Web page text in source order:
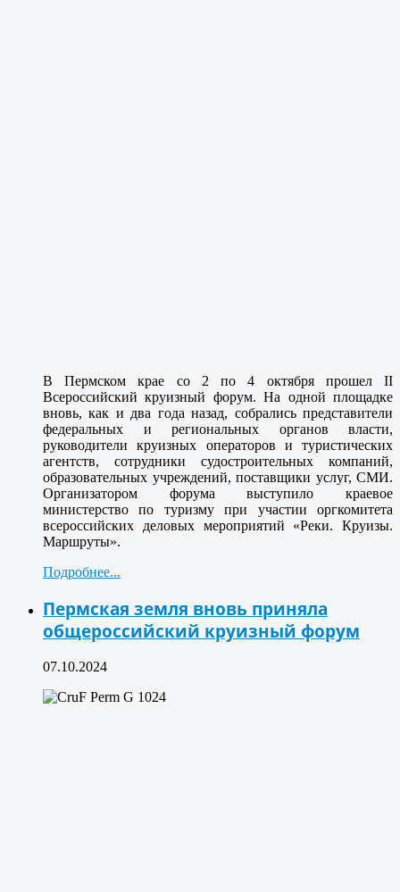
В Пермском крае со 2 по 4 октября прошел II
Всероссийский круизный форум. На одной площадке
вновь, как и два года назад, собрались представители
федеральных и региональных органов власти,
руководители круизных операторов и туристических
агентств, сотрудники судостроительных компаний,
образовательных учреждений, поставщики услуг, СМИ.
Организатором форума выступило краевое
министерство по туризму при участии оргкомитета
всероссийских деловых мероприятий «Реки. Круизы.
Маршруты».
Подробнее...
Пермская земля вновь приняла
общероссийский круизный форум
07.10.2024